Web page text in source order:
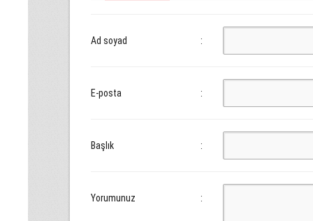
Ad soyad :
E-posta :
Başlık :
Yorumunuz :